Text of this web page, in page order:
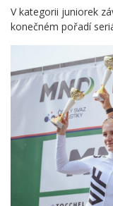
V kategorii juniorek
konečném pořadí